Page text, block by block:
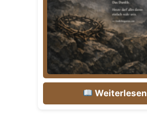
Weiterlesen